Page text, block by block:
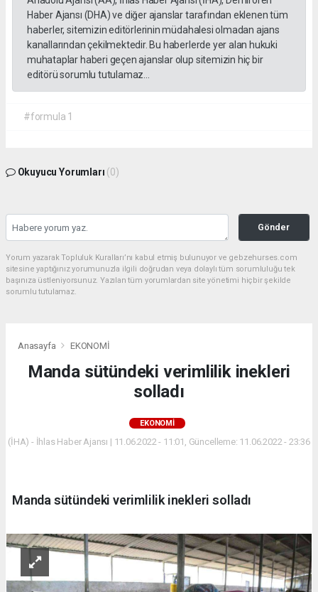
Haber Ajansı (DHA) ve diğer ajanslar tarafından eklenen tüm
haberler, sitemizin editörlerinin müdahalesi olmadan ajans
kanallarından çekilmektedir. Bu haberlerde yer alan hukuki
muhataplar haberi geçen ajanslar olup sitemizin hiç bir
editörü sorumlu tutulamaz...
#formula 1
Okuyucu Yorumları (0)
Gönder
Yorum yazarak Topluluk Kuralları’nı kabul etmiş bulunuyor ve gebzehurses.com
sitesine yaptığınız yorumunuzla ilgili doğrudan veya dolaylı tüm sorumluluğu tek
başınıza üstleniyorsunuz. Yazılan tüm yorumlardan site yönetimi hiçbir şekilde
sorumlu tutulamaz.
Anasayfa EKONOMİ
Manda sütündeki verimlilik inekleri
solladı
EKONOMİ
(İHA) - İhlas Haber Ajansı | 11.06.2022 - 11:01, Güncelleme: 11.06.2022 - 23:36
Manda sütündeki verimlilik inekleri solladı